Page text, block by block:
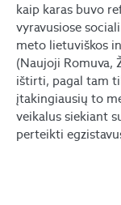
kaip karas buvo
vyravusiose
meto lietuviškos
(Naujoji Romuva,
ištirti, pagal tam
įtakingiausių to
veikalus siekiant
perteikti